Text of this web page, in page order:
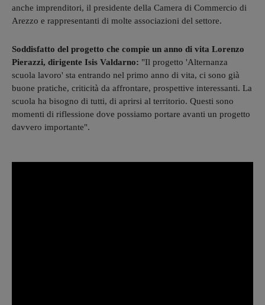
anche imprenditori, il presidente della Camera di Commercio di
Arezzo e rappresentanti di molte associazioni del settore.
Soddisfatto del progetto che compie un anno di vita Lorenzo
Pierazzi, dirigente Isis Valdarno: "Il progetto 'Alternanza
scuola lavoro' sta entrando nel primo anno di vita, ci sono già
buone pratiche, criticità da affrontare, prospettive interessanti. La
scuola ha bisogno di tutti, di aprirsi al territorio. Questi sono
momenti di riflessione dove possiamo portare avanti un progetto
davvero importante".